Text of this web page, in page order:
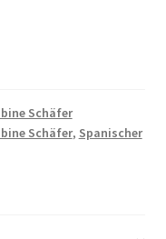
Schäfer
Schäfer, Spanischer